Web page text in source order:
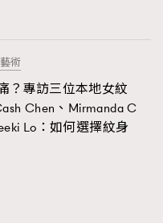
藝術
？專訪三位本地女紋
Chen、Mirmanda C
Lo：如何選擇紋身